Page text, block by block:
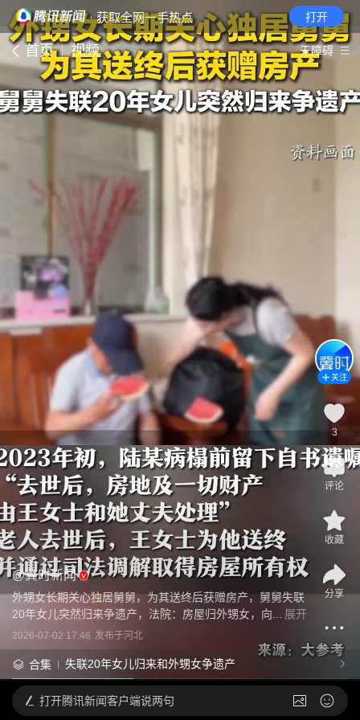
· 获取全网一手热点 打开
首页 视频 无障碍
@冀时新闻
外甥女长期关心独居舅舅，为其送终后获赠房产，舅舅失联
20年女儿突然归来争遗产，法院：房屋归外甥女，向...
展开
2026-07-02 17:46 发布于河北
合集 失联20年女儿归来和外甥女争遗产
关注
3
评论
收藏
分享
打开腾讯新闻客户端说两句